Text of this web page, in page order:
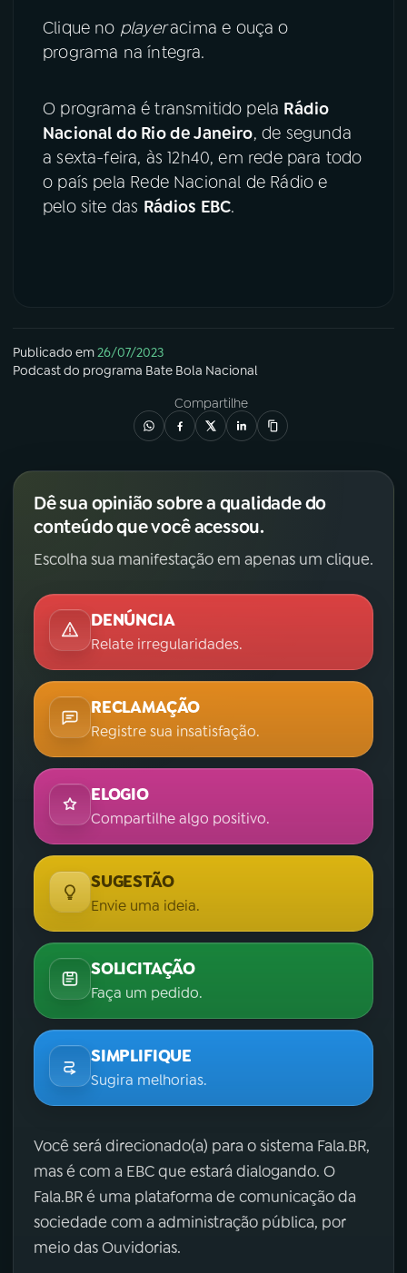
Clique no playeracima e ouça o
programa na íntegra.
O programa é transmitido pela Rádio
Nacional do Rio de Janeiro, de segunda
a sexta-feira, às 12h40, em rede para todo
o país pela Rede Nacional de Rádio e
pelo site das Rádios EBC.
Publicado em26/07/2023
Podcastdo programa Bate Bola Nacional
Compartilhe
Dê sua opinião sobre a qualidade do
conteúdo que você acessou.
Escolha sua manifestação em apenas um clique.
DENÚNCIA
Relate irregularidades.
RECLAMAÇÃO
Registre sua insatisfação.
ELOGIO
Compartilhe algo positivo.
SUGESTÃO
Envie uma ideia.
SOLICITAÇÃO
Faça um pedido.
SIMPLIFIQUE
Sugira melhorias.
Você será direcionado(a) para o sistema Fala.BR,
mas é com a EBC que estará dialogando. O
Fala.BR é uma plataforma de comunicação da
sociedade com a administração pública, por
meio das Ouvidorias.